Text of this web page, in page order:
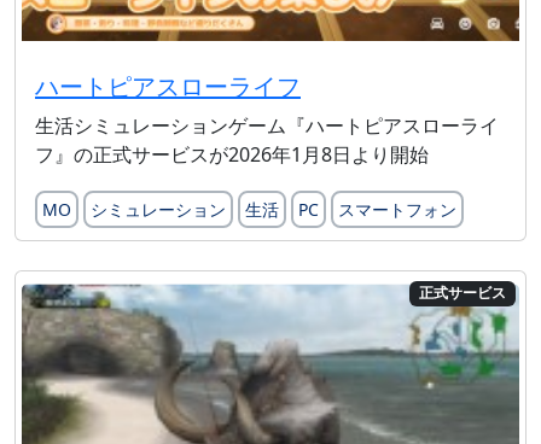
ハートピアスローライフ
生活シミュレーションゲーム『ハートピアスローライ
フ』の正式サービスが2026年1月8日より開始
MO シミュレーション 生活 PC スマートフォン
正式サービス